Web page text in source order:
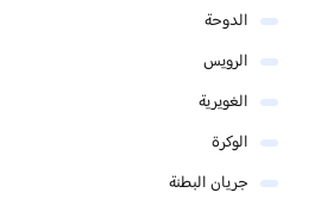
الدوحة
الرويس
الغويرية
الوكرة
جريان البطنة